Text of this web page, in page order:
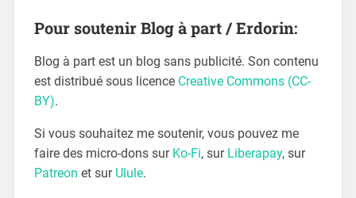
Pour soutenir Blog à part / Erdorin:
Blog à part est un blog sans publicité. Son contenu
est distribué sous licence Creative Commons (CC-
BY).
Si vous souhaitez me soutenir, vous pouvez me
faire des micro-dons sur Ko-Fi, sur Liberapay, sur
Patreon et sur Ulule.